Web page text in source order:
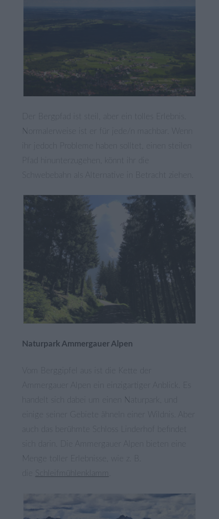
Der Bergpfad ist steil, aber ein tolles Erlebnis.
Normalerweise ist er für jede/n machbar. Wenn
Pfad hinunterzugehen, könnt ihr die
Schwebebahn als Alternative in Betracht ziehen.
Naturpark Ammergauer Alpen
Vom Berggipfel aus ist die Kette der
Ammergauer Alpen ein einzigartiger Anblick. Es
handelt sich dabei um einen Naturpark, und
einige seiner Gebiete ähneln einer Wildnis. Aber
auch das berühmte Schloss Linderhof befindet
sich darin. Die Ammergauer Alpen bieten eine
Menge toller Erlebnisse, wie z. B.
Schleifmühlenklamm